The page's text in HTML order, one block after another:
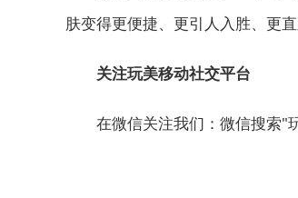
肤变得更便捷、更引人入胜、更直
关注玩美移动社交平台
在微信关注我们：微信搜索"